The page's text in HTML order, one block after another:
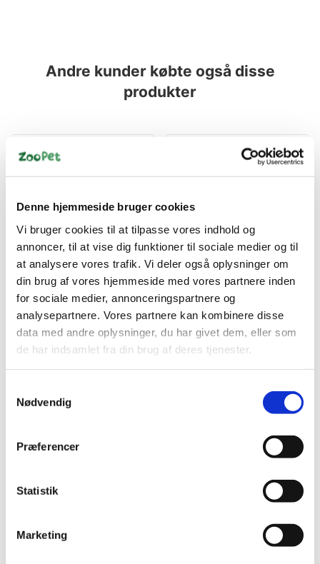
Denne hjemmeside bruger cookies
Vi bruger cookies til at tilpasse vores indhold og
annoncer, til at vise dig funktioner til sociale medier og til
at analysere vores trafik. Vi deler også oplysninger om
din brug af vores hjemmeside med vores partnere inden
for sociale medier, annonceringspartnere og
analysepartnere. Vores partnere kan kombinere disse
data med andre oplysninger, du har givet dem, eller som
de har indsamlet fra din brug af deres tjenester.
Nødvendig
Præferencer
Statistik
Marketing
Andre kunder købte også disse
produkter
052742024042
SP Feline Mature
Sterilised Chicken 3kg
DKK 299,00
DKK 239,20 ekskl. moms
Køb nu
85028011
Kattehalsbånd rosa/sten
DKK 29,95
DKK 23,96 ekskl. moms
Information Specifikationer